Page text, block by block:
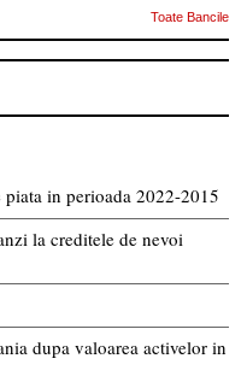
Toate Bancile
in perioada 2022-2015
la creditele de nevoi
dupa valoarea activelor in